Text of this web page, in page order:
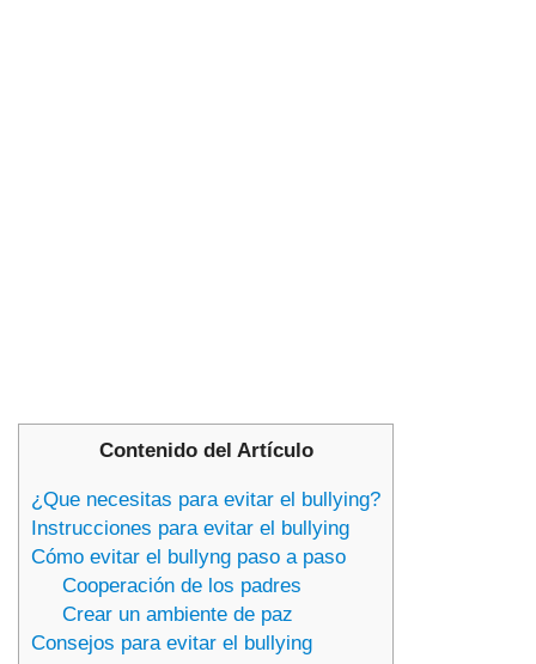
Contenido del Artículo
¿Que necesitas para evitar el bullying?
Instrucciones para evitar el bullying
Cómo evitar el bullyng paso a paso
Cooperación de los padres
Crear un ambiente de paz
Consejos para evitar el bullying